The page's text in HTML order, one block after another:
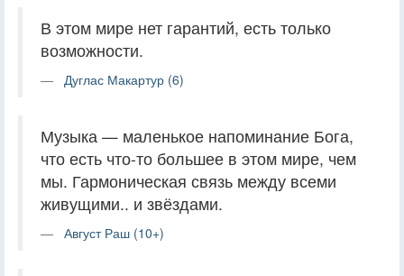
В этом мире нет гарантий, есть только
возможности.
Дуглас Макартур (6)
Музыка — маленькое напоминание Бога,
что есть что-то большее в этом мире, чем
мы. Гармоническая связь между всеми
живущими.. и звёздами.
Август Раш (10+)